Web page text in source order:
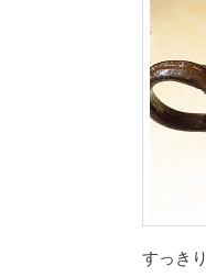
すっき